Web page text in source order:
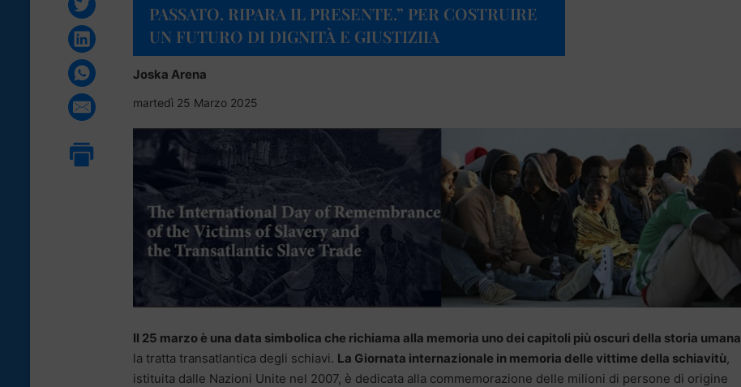
PASSATO. RIPARA IL PRESENTE.” PER COSTRUIRE
UN FUTURO DI DIGNITÀ E GIUSTIZIIA
Joska Arena
martedì 25 Marzo 2025
Il 25 marzo è una data simbolica che richiama alla memoria uno dei capitoli più oscuri della storia umana
la tratta transatlantica degli schiavi. La Giornata internazionale in memoria delle vittime della schiavitù,
istituita dalle Nazioni Unite nel 2007, è dedicata alla commemorazione delle milioni di persone di origine